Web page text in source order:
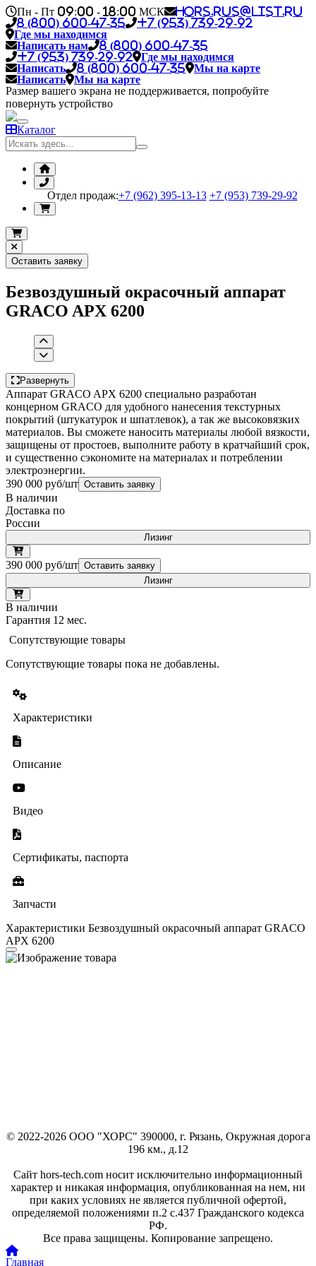
Пн - Пт 09:00 - 18:00 МСК
hors.rus@list.ru
8 (800) 600-47-35
+7 (953) 739-29-92
Где мы находимся
Написать нам
8 (800) 600-47-35
+7 (953) 739-29-92
Где мы находимся
Написать
8 (800) 600-47-35
Мы на карте
Написать
Мы на карте
Размер вашего экрана не поддерживается, попробуйте
повернуть устройство
Каталог
Отдел продаж:+7 (962) 395-13-13 +7 (953) 739-29-92
Оставить заявку
Безвоздушный окрасочный аппарат
GRACO APX 6200
Развернуть
Аппарат GRACO APX 6200 специально разработан
концерном GRACO для удобного нанесения текстурных
покрытий (штукатурок и шпатлевок), а так же высоковязких
материалов. Вы сможете наносить материалы любой вязкости,
защищены от простоев, выполните работу в кратчайший срок,
и существенно сэкономите на материалах и потреблении
электроэнергии.
390 000 руб/шт Оставить заявку
В наличии
Доставка по
России
Лизинг
390 000 руб/шт Оставить заявку
Лизинг
В наличии
Гарантия 12 мес.
Сопутствующие товары
Сопутствующие товары пока не добавлены.
Характеристики
Описание
Видео
Сертификаты, паспорта
Запчасти
Характеристики Безвоздушный окрасочный аппарат GRACO
APX 6200
© 2022-2026 ООО "ХОРС" 390000, г. Рязань, Окружная дорога
196 км., д.12
Сайт hors-tech.com носит исключительно информационный
характер и никакая информация, опубликованная на нем, ни
при каких условиях не является публичной офертой,
определяемой положениями п.2 с.437 Гражданского кодекса
РФ.
Все права защищены. Копирование запрещено.
Главная